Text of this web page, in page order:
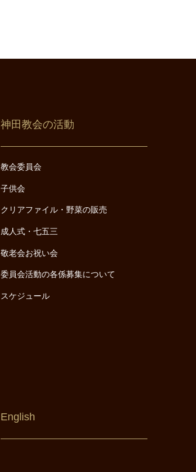
神田教会の活動
教会委員会
子供会
クリアファイル・野菜の販売
成人式・七五三
敬老会お祝い会
委員会活動の各係募集について
スケジュール
English